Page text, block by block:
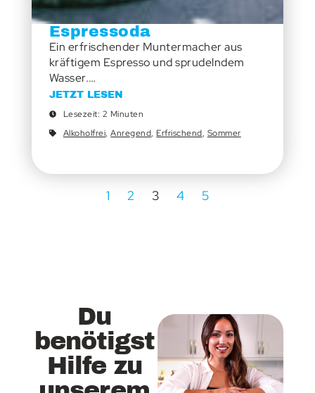
Espressoda
Ein erfrischender Muntermacher aus
kräftigem Espresso und sprudelndem
Wasser.…
JETZT LESEN
Lesezeit: 2 Minuten
Alkoholfrei,Anregend, Erfrischend, Sommer
1 2 3 4 5
Du
benötigst
Hilfe zu